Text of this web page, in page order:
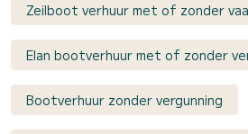
Zeilboot verhuur met of zonder
Elan bootverhuur met of zonder
Bootverhuur zonder vergunning